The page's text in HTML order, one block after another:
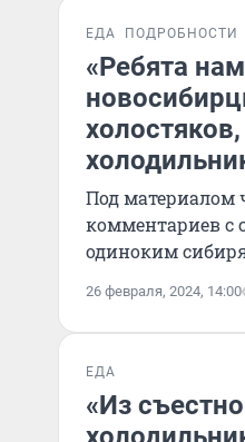
ЕДА ПОДРОБНОСТИ
«Ребята
Под материалом
комментариев с
одиноким
26 февраля, 2024, 14:00
ЕДА
«Из